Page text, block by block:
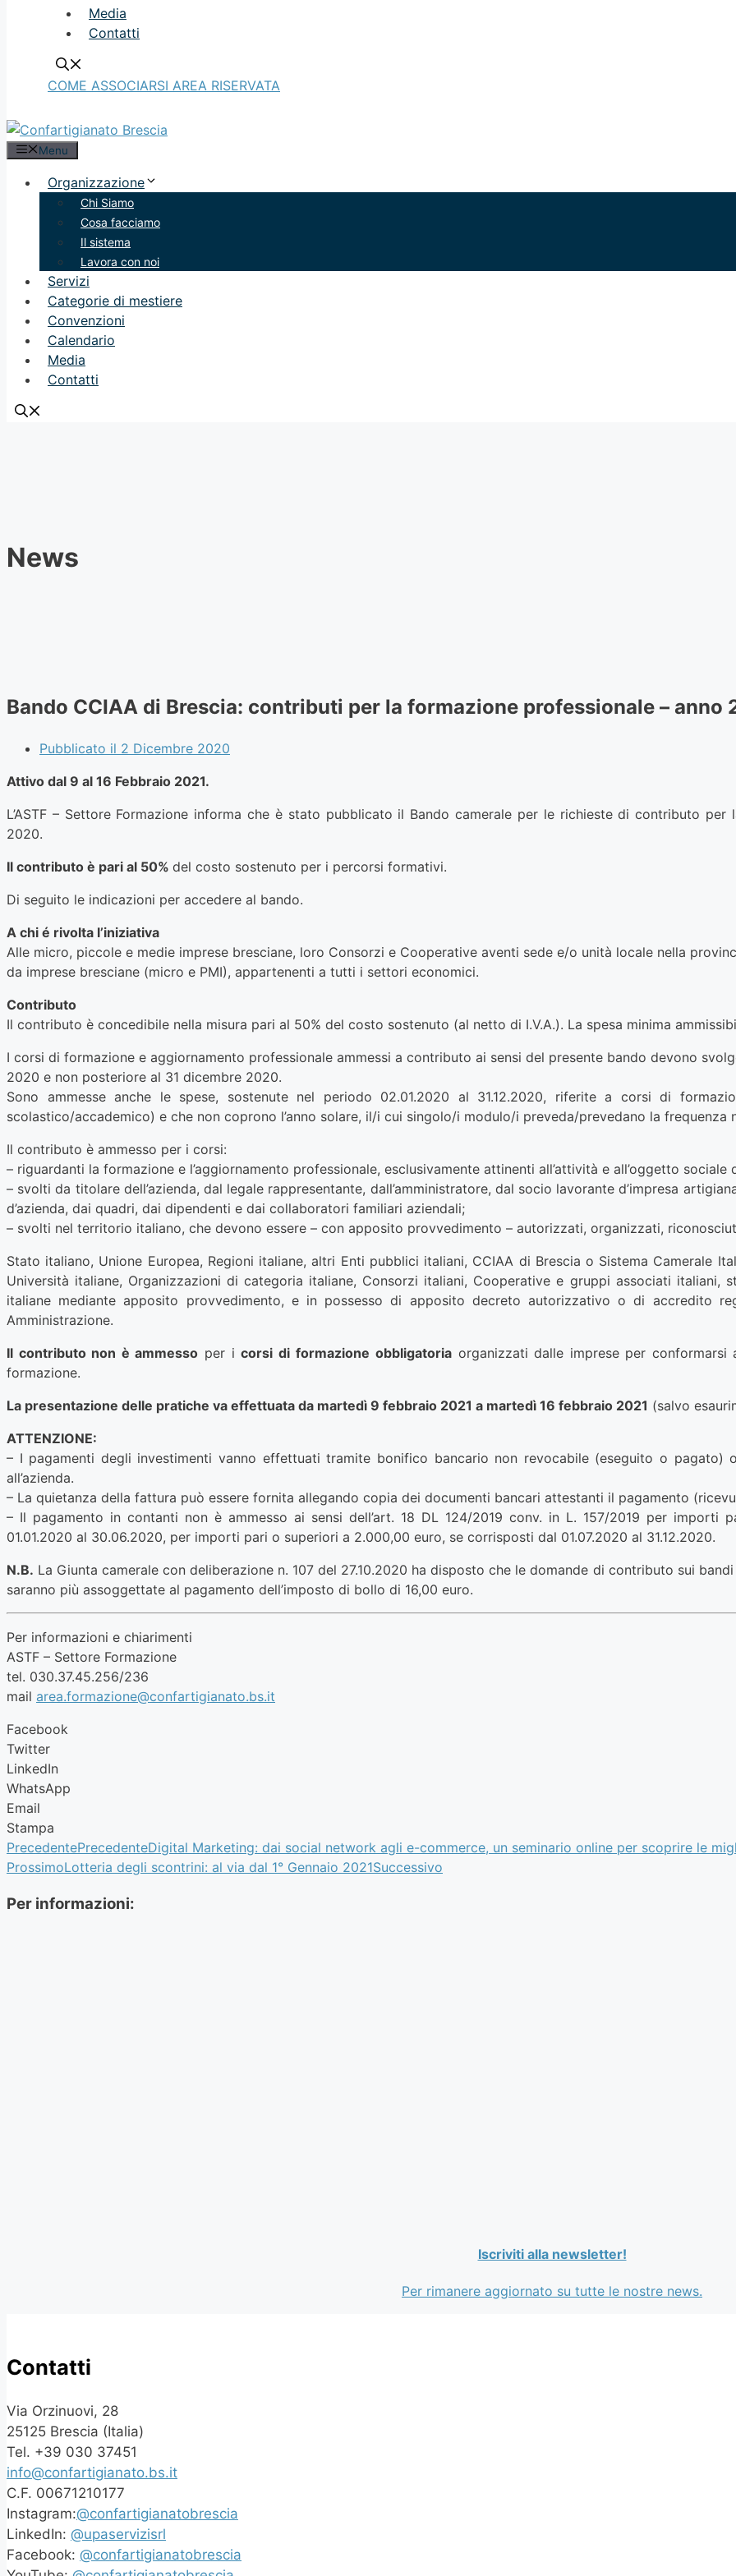
Media
Contatti
COME ASSOCIARSI AREA RISERVATA
Menu
Organizzazione
Chi Siamo
Cosa facciamo
Il sistema
Lavora con noi
Servizi
Categorie di mestiere
Convenzioni
Calendario
Media
Contatti
News
Bando CCIAA di Brescia: contributi per la formazione professionale – anno
Pubblicato il 2 Dicembre 2020
Attivo dal 9 al 16 Febbraio 2021.
L’ASTF – Settore Formazione informa che è stato pubblicato il Bando camerale per le richieste di contributo per
2020.
Il contributo è pari al 50% del costo sostenuto per i percorsi formativi.
Di seguito le indicazioni per accedere al bando.
A chi é rivolta l’iniziativa
Alle micro, piccole e medie imprese bresciane, loro Consorzi e Cooperative aventi sede e/o unità locale nella
da imprese bresciane (micro e PMI), appartenenti a tutti i settori economici.
Contributo
Il contributo è concedibile nella misura pari al 50% del costo sostenuto (al netto di I.V.A.). La spesa minima
I corsi di formazione e aggiornamento professionale ammessi a contributo ai sensi del presente bando devono
2020 e non posteriore al 31 dicembre 2020.
Sono ammesse anche le spese, sostenute nel periodo 02.01.2020 al 31.12.2020, riferite a corsi di
scolastico/accademico) e che non coprono l’anno solare, il/i cui singolo/i modulo/i preveda/prevedano la frequenza
Il contributo è ammesso per i corsi:
– riguardanti la formazione e l’aggiornamento professionale, esclusivamente attinenti all’attività e all’oggetto sociale
– svolti da titolare dell’azienda, dal legale rappresentante, dall’amministratore, dal socio lavorante d’impresa
d’azienda, dai quadri, dai dipendenti e dai collaboratori familiari aziendali;
– svolti nel territorio italiano, che devono essere – con apposito provvedimento – autorizzati, organizzati,
Stato italiano, Unione Europea, Regioni italiane, altri Enti pubblici italiani, CCIAA di Brescia o Sistema Camerale
Università italiane, Organizzazioni di categoria italiane, Consorzi italiani, Cooperative e gruppi associati italiani,
italiane mediante apposito provvedimento, e in possesso di apposito decreto autorizzativo o di accredito
Amministrazione.
Il contributo non è ammesso per icorsi di formazione obbligatoriaorganizzati dalle imprese per conformarsi
formazione.
La presentazione delle pratiche va effettuata da martedì 9 febbraio 2021 a martedì 16 febbraio 2021 (salvo
ATTENZIONE:
– I pagamenti degli investimenti vanno effettuati tramite bonifico bancario non revocabile (eseguito o pagato)
all’azienda.
– La quietanza della fattura può essere fornita allegando copia dei documenti bancari attestanti il pagamento
– Il pagamento in contanti non è ammesso ai sensi dell’art. 18 DL 124/2019 conv. in L. 157/2019 per
01.01.2020 al 30.06.2020, per importi pari o superiori a 2.000,00 euro, se corrisposti dal 01.07.2020 al 31.12.2020.
N.B. La Giunta camerale con deliberazione n. 107 del 27.10.2020 ha disposto che le domande di contributo sui
saranno più assoggettate al pagamento dell’imposto di bollo di 16,00 euro.
Per informazioni e chiarimenti
ASTF – Settore Formazione
tel. 030.37.45.256/236
mail area.formazione@confartigianato.bs.it
Facebook
Twitter
LinkedIn
WhatsApp
Email
Stampa
PrecedentePrecedenteDigital Marketing: dai social network agli e-commerce, un seminario online per scoprire le
ProssimoLotteria degli scontrini: al via dal 1° Gennaio 2021Successivo
Per informazioni:
Iscriviti alla newsletter!
Per rimanere aggiornato su tutte le nostre news.
Contatti
Via Orzinuovi, 28
25125 Brescia (Italia)
Tel. +39 030 37451
info@confartigianato.bs.it
C.F. 00671210177
Instagram:@confartigianatobrescia
LinkedIn: @upaservizisrl
Facebook: @confartigianatobrescia